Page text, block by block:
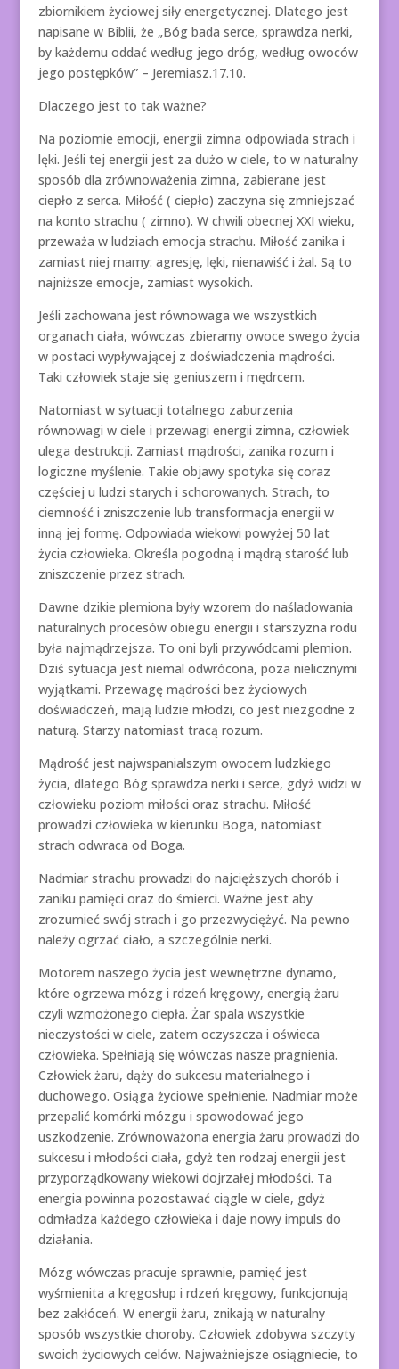
zbiornikiem życiowej siły energetycznej. Dlatego jest
napisane w Biblii, że „Bóg bada serce, sprawdza nerki,
by każdemu oddać według jego dróg, według owoców
jego postępków” – Jeremiasz.17.10.
Dlaczego jest to tak ważne?
Na poziomie emocji, energii zimna odpowiada strach i
lęki. Jeśli tej energii jest za dużo w ciele, to w naturalny
sposób dla zrównoważenia zimna, zabierane jest
ciepło z serca. Miłość ( ciepło) zaczyna się zmniejszać
na konto strachu ( zimno). W chwili obecnej XXI wieku,
przeważa w ludziach emocja strachu. Miłość zanika i
zamiast niej mamy: agresję, lęki, nienawiść i żal. Są to
najniższe emocje, zamiast wysokich.
Jeśli zachowana jest równowaga we wszystkich
organach ciała, wówczas zbieramy owoce swego życia
w postaci wypływającej z doświadczenia mądrości.
Taki człowiek staje się geniuszem i mędrcem.
Natomiast w sytuacji totalnego zaburzenia
równowagi w ciele i przewagi energii zimna, człowiek
ulega destrukcji. Zamiast mądrości, zanika rozum i
logiczne myślenie. Takie objawy spotyka się coraz
częściej u ludzi starych i schorowanych. Strach, to
ciemność i zniszczenie lub transformacja energii w
inną jej formę. Odpowiada wiekowi powyżej 50 lat
życia człowieka. Określa pogodną i mądrą starość lub
zniszczenie przez strach.
Dawne dzikie plemiona były wzorem do naśladowania
naturalnych procesów obiegu energii i starszyzna rodu
była najmądrzejsza. To oni byli przywódcami plemion.
Dziś sytuacja jest niemal odwrócona, poza nielicznymi
wyjątkami. Przewagę mądrości bez życiowych
doświadczeń, mają ludzie młodzi, co jest niezgodne z
naturą. Starzy natomiast tracą rozum.
Mądrość jest najwspanialszym owocem ludzkiego
życia, dlatego Bóg sprawdza nerki i serce, gdyż widzi w
człowieku poziom miłości oraz strachu. Miłość
prowadzi człowieka w kierunku Boga, natomiast
strach odwraca od Boga.
Nadmiar strachu prowadzi do najcięższych chorób i
zaniku pamięci oraz do śmierci. Ważne jest aby
zrozumieć swój strach i go przezwyciężyć. Na pewno
należy ogrzać ciało, a szczególnie nerki.
Motorem naszego życia jest wewnętrzne dynamo,
które ogrzewa mózg i rdzeń kręgowy, energią żaru
czyli wzmożonego ciepła. Żar spala wszystkie
nieczystości w ciele, zatem oczyszcza i oświeca
człowieka. Spełniają się wówczas nasze pragnienia.
Człowiek żaru, dąży do sukcesu materialnego i
duchowego. Osiąga życiowe spełnienie. Nadmiar może
przepalić komórki mózgu i spowodować jego
uszkodzenie. Zrównoważona energia żaru prowadzi do
sukcesu i młodości ciała, gdyż ten rodzaj energii jest
przyporządkowany wiekowi dojrzałej młodości. Ta
energia powinna pozostawać ciągle w ciele, gdyż
odmładza każdego człowieka i daje nowy impuls do
działania.
Mózg wówczas pracuje sprawnie, pamięć jest
wyśmienita a kręgosłup i rdzeń kręgowy, funkcjonują
bez zakłóceń. W energii żaru, znikają w naturalny
sposób wszystkie choroby. Człowiek zdobywa szczyty
swoich życiowych celów. Najważniejsze osiągniecie, to